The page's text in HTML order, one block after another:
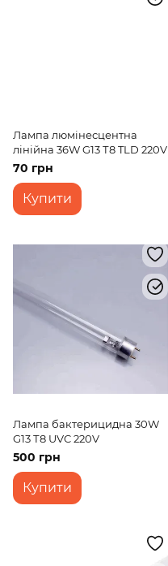
Лампа люмінесцентна
лінійна 36W G13 Т8 TLD 220V
70 грн
Купити
Лампа бактерицидна 30W
G13 Т8 UVC 220V
500 грн
Купити